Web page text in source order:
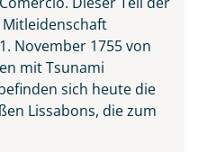
November 1755 von
mit Tsunami
sich heute die
Lissabons, die zum